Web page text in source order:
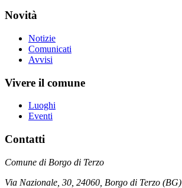
Novità
Notizie
Comunicati
Avvisi
Vivere il comune
Luoghi
Eventi
Contatti
Comune di Borgo di Terzo
Via Nazionale, 30, 24060, Borgo di Terzo (BG)